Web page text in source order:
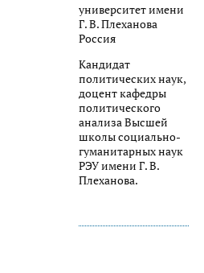
университет имени
Г. В. Плеханова
Россия
Кандидат
политических наук,
доцент кафедры
политического
анализа Высшей
школы социально-
гуманитарных наук
РЭУ имени Г. В.
Плеханова.